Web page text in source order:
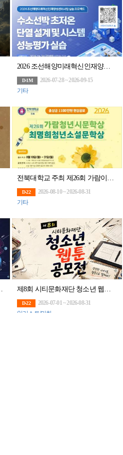
2026 조선해양미래혁신인재양성센터사업 실습 프로젝트 2차 교육
D-1M
2026-07-28 ~ 2026-09-15
기타
D-22
2026-08-10 ~ 2026-08-31
기타
D-22
2026-07-01 ~ 2026-08-31
일러스트/만화